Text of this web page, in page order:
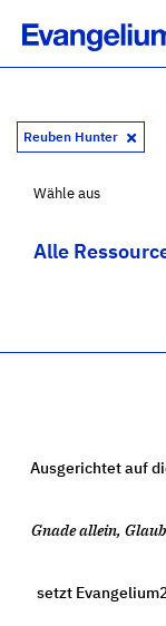
Reuben Hunter
Wähle aus
Alle
Ausgerichtet auf
Gnade allein,
setzt